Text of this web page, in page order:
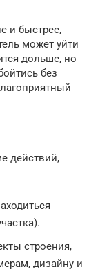
и быстрее,
может уйти
дольше, но
без
действий,
строения,
дизайну и